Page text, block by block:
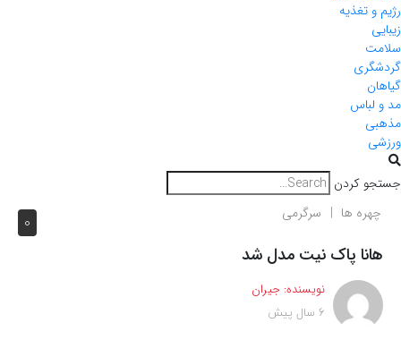
رژیم و تغذیه
زیبایی
سلامت
گردشگری
گیاهان
مد و لباس
مذهبی
ورزشی
جستجو کردن
0 چهره ها سرگرمی
هانا پاک نیت مدل شد
نویسنده: جیران
6 سال پیش